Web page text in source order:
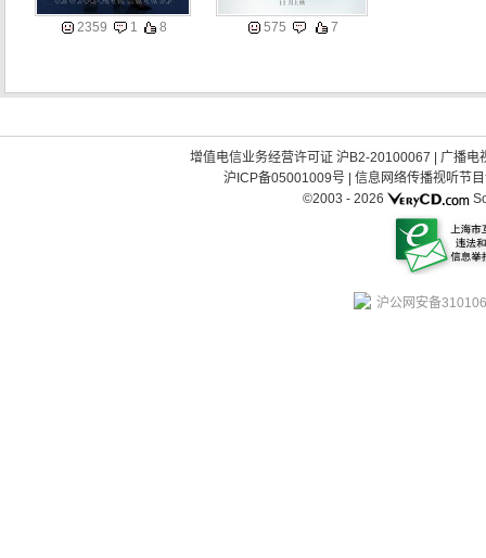
2359 1 8 575 7
增值电信业务经营许可证 沪B2-20100067
广播电
沪ICP备05001009号| 信息网络传播视听节
©2003 - 2026
沪公网安备